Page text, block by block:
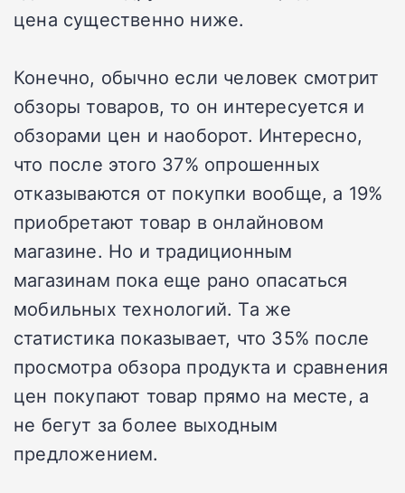
цена существенно ниже.
Конечно, обычно если человек смотрит
обзоры товаров, то он интересуется и
обзорами цен и наоборот. Интересно,
что после этого 37% опрошенных
отказываются от покупки вообще, а 19%
приобретают товар в онлайновом
магазине. Но и традиционным
магазинам пока еще рано опасаться
мобильных технологий. Та же
статистика показывает, что 35% после
просмотра обзора продукта и сравнения
цен покупают товар прямо на месте, а
не бегут за более выходным
предложением.